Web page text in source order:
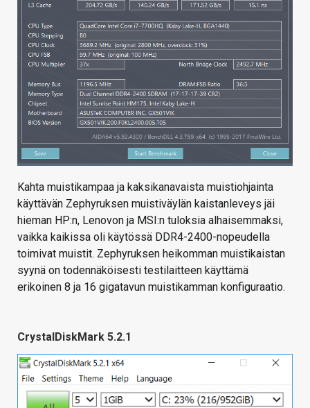
Kahta muistikampaa ja kaksikanavaista muistiohjainta
käyttävän Zephyruksen muistiväylän kaistanleveys jäi
hieman HP:n, Lenovon ja MSI:n tuloksia alhaisemmaksi,
vaikka kaikissa oli käytössä DDR4-2400-nopeudella
toimivat muistit. Zephyruksen heikomman muistikaistan
syynä on todennäköisesti testilaitteen käyttämä
erikoinen 8 ja 16 gigatavun muistikamman konfiguraatio.
CrystalDiskMark 5.2.1